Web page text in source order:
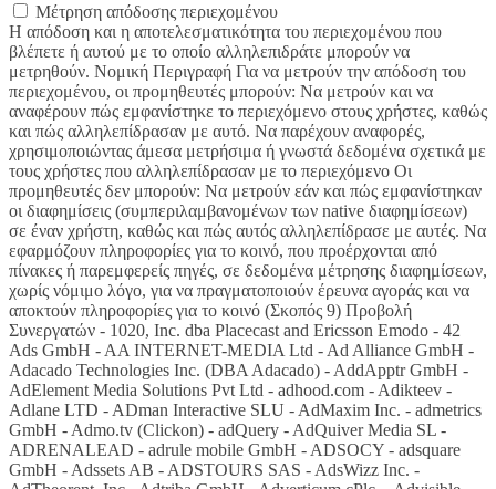
Μέτρηση απόδοσης περιεχομένου
Η απόδοση και η αποτελεσματικότητα του περιεχομένου που
βλέπετε ή αυτού με το οποίο αλληλεπιδράτε μπορούν να
μετρηθούν. Νομική Περιγραφή Για να μετρούν την απόδοση του
περιεχομένου, οι προμηθευτές μπορούν: Να μετρούν και να
αναφέρουν πώς εμφανίστηκε το περιεχόμενο στους χρήστες, καθώς
και πώς αλληλεπίδρασαν με αυτό. Να παρέχουν αναφορές,
χρησιμοποιώντας άμεσα μετρήσιμα ή γνωστά δεδομένα σχετικά με
τους χρήστες που αλληλεπίδρασαν με το περιεχόμενο Οι
προμηθευτές δεν μπορούν: Να μετρούν εάν και πώς εμφανίστηκαν
οι διαφημίσεις (συμπεριλαμβανομένων των native διαφημίσεων)
σε έναν χρήστη, καθώς και πώς αυτός αλληλεπίδρασε με αυτές. Να
εφαρμόζουν πληροφορίες για το κοινό, που προέρχονται από
πίνακες ή παρεμφερείς πηγές, σε δεδομένα μέτρησης διαφημίσεων,
χωρίς νόμιμο λόγο, για να πραγματοποιούν έρευνα αγοράς και να
αποκτούν πληροφορίες για το κοινό (Σκοπός 9) Προβολή
Συνεργατών - 1020, Inc. dba Placecast and Ericsson Emodo - 42
Ads GmbH - AA INTERNET-MEDIA Ltd - Ad Alliance GmbH -
Adacado Technologies Inc. (DBA Adacado) - AddApptr GmbH -
AdElement Media Solutions Pvt Ltd - adhood.com - Adikteev -
Adlane LTD - ADman Interactive SLU - AdMaxim Inc. - admetrics
GmbH - Admo.tv (Clickon) - adQuery - AdQuiver Media SL -
ADRENALEAD - adrule mobile GmbH - ADSOCY - adsquare
GmbH - Adssets AB - ADSTOURS SAS - AdsWizz Inc. -